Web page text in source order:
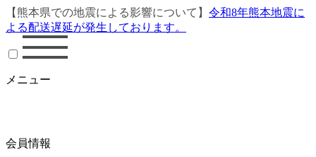
【熊本県での地震による影響について】 令和8年熊本地震に
よる配送遅延が発生しております。
メニュー
会員情報